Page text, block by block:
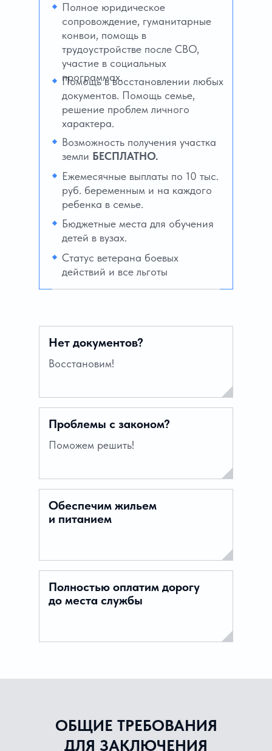
Полное юридическое
сопровождение, гуманитарные
конвои, помощь в
трудоустройстве после СВО,
участие в социальных
программах.
Помощь в восстановлении любых
документов. Помощь семье,
решение проблем личного
характера.
Возможность получения участка
земли БЕСПЛАТНО.
Ежемесячные выплаты по 10 тыс.
руб. беременным и на каждого
ребенка в семье.
Бюджетные места для обучения
детей в вузах.
Статус ветерана боевых
действий и все льготы
Нет документов?
Проблемы с законом?
Обеспечим жильем
и питанием
Полностью оплатим дорогу
до места службы
Восстановим!
Поможем решить!
ОБЩИЕ ТРЕБОВАНИЯ
ДЛЯ ЗАКЛЮЧЕНИЯ